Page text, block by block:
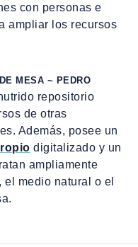
con personas e
ampliar los recursos
MESA ~ PEDRO
repositorio
de otras
Además, posee un
digitalizado y un
ampliamente
medio natural o el